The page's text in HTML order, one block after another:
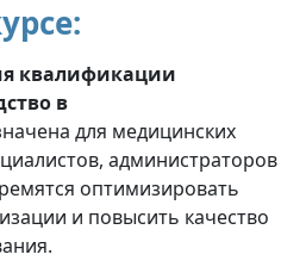
квалификации
в
для медицинских
администраторов
оптимизировать
и повысить качество